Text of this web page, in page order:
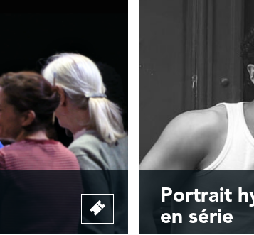
Portrait
en série